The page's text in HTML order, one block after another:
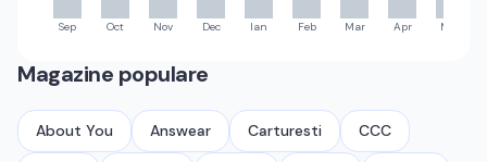
Sep Oct Nov Dec Ian Feb Mar Apr Mai
Magazine populare
About You Answear Carturesti CCC